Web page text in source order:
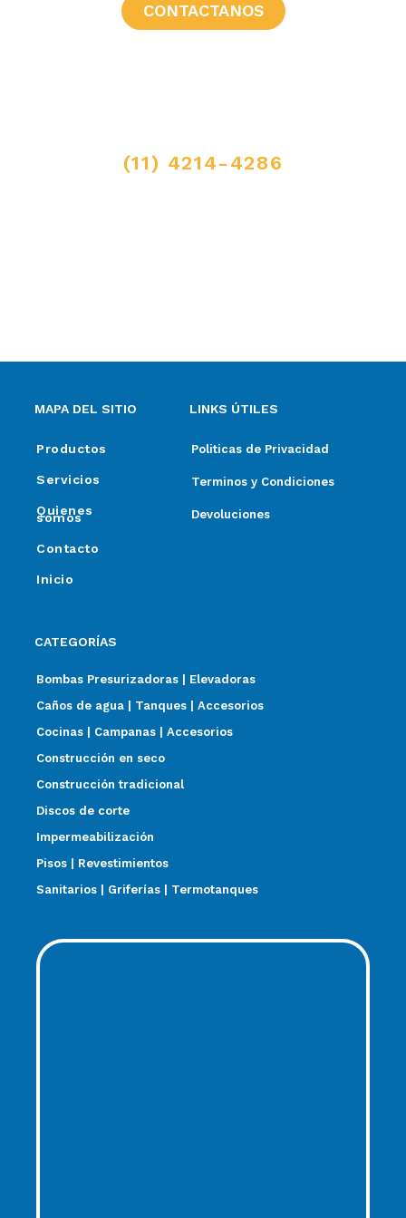
CONTACTANOS
(11) 4214-4286
MAPA DEL SITIO
Productos
Servicios
Quienes
somos
Contacto
Inicio
LINKS ÚTILES
Politicas de Privacidad
Terminos y Condiciones
Devoluciones
CATEGORÍAS
Bombas Presurizadoras | Elevadoras
Caños de agua | Tanques | Accesorios
Cocinas | Campanas | Accesorios
Construcción en seco
Construcción tradicional
Discos de corte
Impermeabilización
Pisos | Revestimientos
Sanitarios | Griferías | Termotanques